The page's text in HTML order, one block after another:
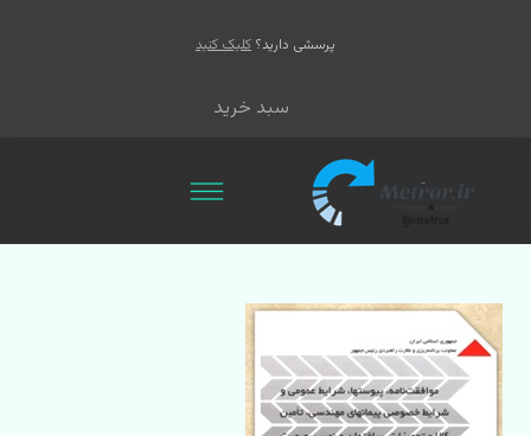
پرسشی دارید؟ کلیک کنید
سبد خرید